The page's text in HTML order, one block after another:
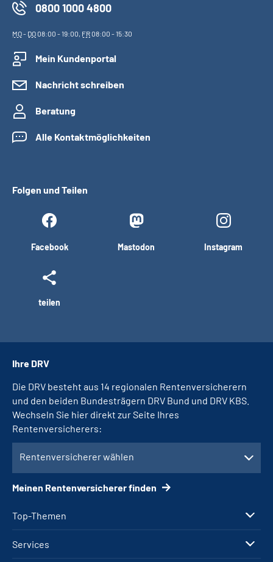
0800 1000 4800
MO- DO08:00 - 19:00, FR08:00 - 15:30
Mein Kundenportal
Nachricht schreiben
Beratung
Alle Kontaktmöglichkeiten
Folgen und Teilen
Facebook Mastodon Instagram
teilen
Top-Themen
Services
Ihre DRV
Die DRV besteht aus 14 regionalen Rentenversicherern
und den beiden Bundesträgern DRV Bund und DRV KBS.
Wechseln Sie hier direkt zur Seite Ihres
Rentenversicherers:
Rentenversicherer wählen
Meinen Rentenversicherer finden